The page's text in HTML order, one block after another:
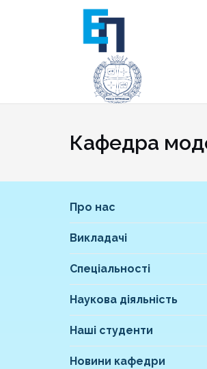
Кафедра
Про нас
Викладачі
Спеціальності
Наукова діяльність
Наші студенти
Новини кафедри